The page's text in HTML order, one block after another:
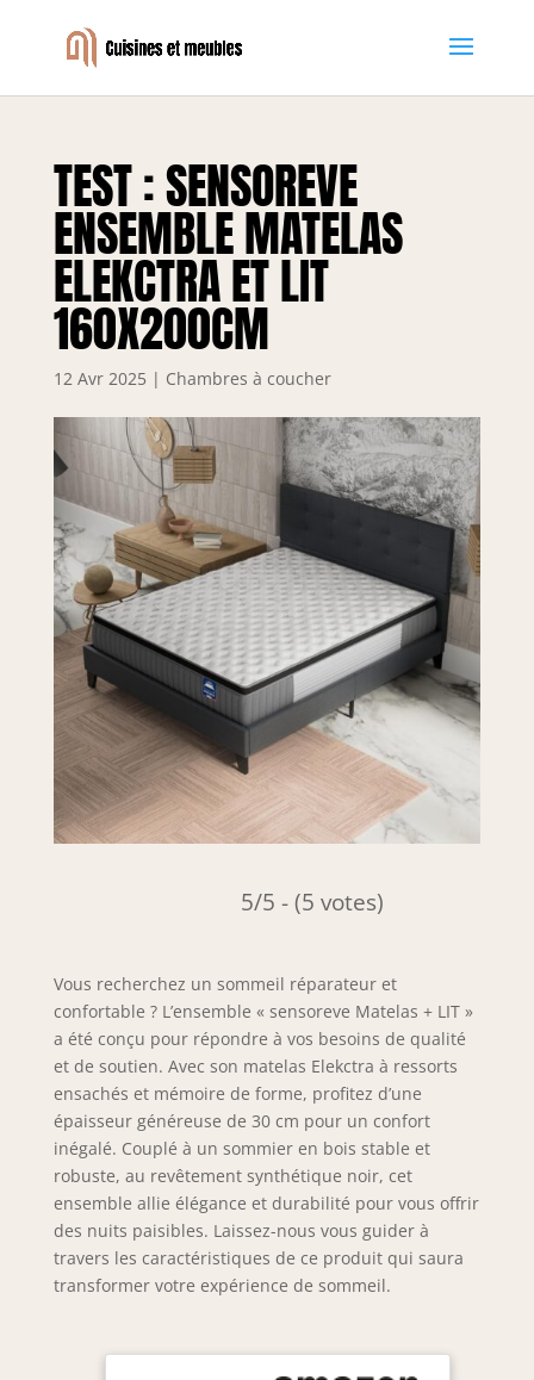
TEST : SENSOREVE
ENSEMBLE MATELAS
ELEKCTRA ET LIT
160X200CM
12 Avr 2025 | Chambres à coucher
5/5 - (5 votes)
Vous recherchez un sommeil réparateur et
confortable ? L’ensemble « sensoreve Matelas + LIT »
a été conçu pour répondre à vos besoins de qualité
et de soutien. Avec son matelas Elekctra à ressorts
ensachés et mémoire de forme, profitez d’une
épaisseur généreuse de 30 cm pour un confort
inégalé. Couplé à un sommier en bois stable et
robuste, au revêtement synthétique noir, cet
ensemble allie élégance et durabilité pour vous offrir
des nuits paisibles. Laissez-nous vous guider à
travers les caractéristiques de ce produit qui saura
transformer votre expérience de sommeil.